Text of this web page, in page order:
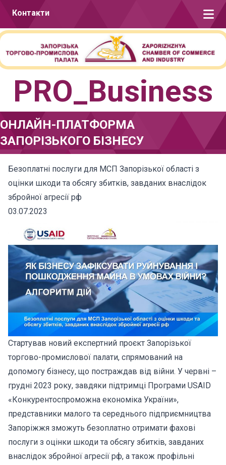
Контакти
PRO_Business
ОНЛАЙН-ПЛАТФОРМА
ЗАПОРІЗЬКОГО БІЗНЕСУ
Безоплатні послуги для МСП Запорізької області з
оцінки шкоди та обсягу збитків, завданих внаслідок
збройної агресії рф
03.07.2023
Стартував новий експертний проєкт Запорізької
торгово-промислової палати, спрямований на
допомогу бізнесу, що постраждав від війни. У червні –
грудні 2023 року, завдяки підтримці Програми USAID
«Конкурентоспроможна економіка України»,
представники малого та середнього підприємництва
Запоріжжя зможуть безоплатно отримати фахові
послуги з оцінки шкоди та обсягу збитків, завданих
внаслідок збройної агресії рф, а також профільні